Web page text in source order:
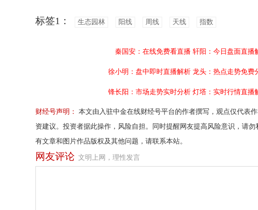
标签1： 生态园林 阳线 周线 天线 指数
秦国安：在线免费看直播 轩阳：今日盘面直播
徐小明：盘中即时直播解析 龙头：热点走势免费
锋长阳：市场走势实时分析 灯塔：实时行情直播
财经号声明：
本文由入驻中金在线财经号平台的作者撰写，观点仅代表
资建议。投资者据此操作，风险自担。同时提醒网友提高风险意识，请
有文章和图片作品版权及其他问题，请联系本站。
网友评论 文明上网，理性发言